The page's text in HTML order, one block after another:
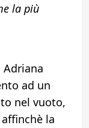
la più
Adriana
ad un
nel vuoto,
affinchè la